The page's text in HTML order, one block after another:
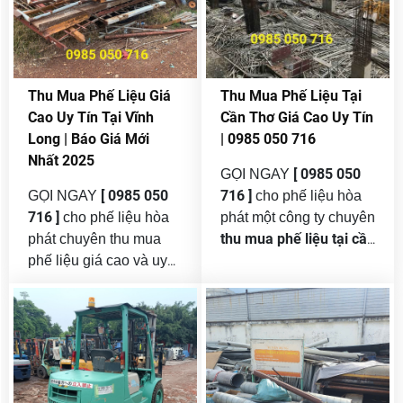
Thu Mua Phế Liệu Giá
Cao Uy Tín Tại Vĩnh
Long | Báo Giá Mới
Nhất 2025
GỌI NGAY [ 0985 050
716 ] cho phế liệu hòa
phát chuyên thu mua
phế liệu giá cao và uy
Long là một trong
những tỉnh thành trọng
điểm thuộc khu vực
Đồng bằng sông Cửu
Long, với tốc độ đô thị
Thu Mua Phế Liệu Tại
Cần Thơ Giá Cao Uy Tín
| 0985 050 716
GỌI NGAY [ 0985 050
716 ] cho phế liệu hòa
phát một công ty chuyên
thu mua phế liệu tại cần
nhu cầu tái chế và bảo
vệ môi trường ngày
càng được chú trọng,
dịch vụthu mua phế
liệu giá cao và uy tíntrở